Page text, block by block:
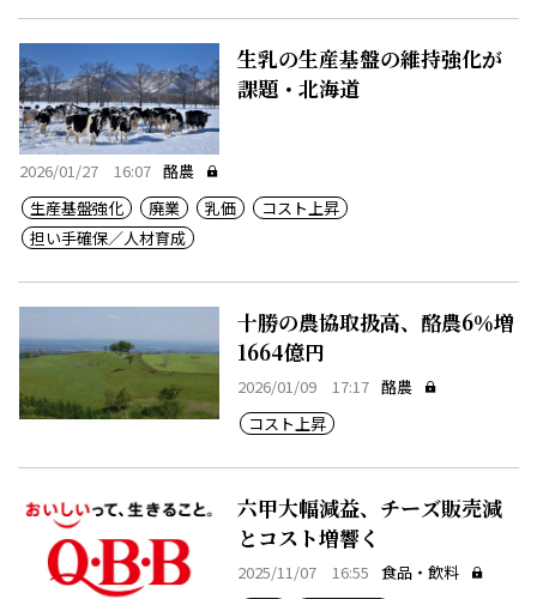
生乳の生産基盤の維持強化が
課題・北海道
2026/01/27 16:07 酪農
生産基盤強化
廃業 乳価
コスト上昇
担い手確保／人材育成
十勝の農協取扱高、酪農6％増
1664億円
2026/01/09 17:17 酪農
コスト上昇
六甲大幅減益、チーズ販売減
とコスト増響く
2025/11/07 16:55 食品・飲料